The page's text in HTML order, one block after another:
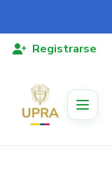
Registrarse